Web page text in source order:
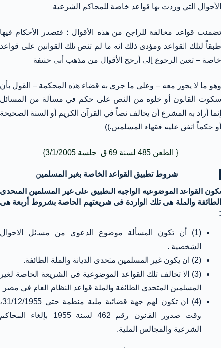
الأحوال التي وردت بها قواعد خاصة للمحاكم الشرعية
تضمنت قواعد مخالفة للراجح من هذه الأقوال ؛ فتصدر الأحكام فيها
طبقاً لتلك القواعد ومؤدى ذلك انه ما لم تنص تلك القوانين على قواعد
خاصة – تعين الرجوع إلى أرجح الأقوال من مذهب أبي حنيفة
وهو ما لا يجوز معه – وعلى ما جرى به قضاء هذه المحكمة – القول بأن
سكوت القانون أو خلوه من النص على حكم في مسألة من المسائل
إنما أراد به المشرع أن يخالف نصاً في القرآن الكريم أو السنة الصحيحة
أو حكماً اتفق عليه فقهاء المسلمين.))
{ الطعن 485 لسنة 69 ق جلسة 3/1/2005}
شروط تطبيق القواعد الخاصة بغير المسلمين
تكون القواعد الموضوعية الواجبة التطبيق على غير المسلمين المتحدى
الطائفة والملة هى تلك الواردة فى شريعتهم الخاصة بشروط أربعة هى
:
(1) أن تكون المسألة موضوع الدعوى من مسائل الاحوال
الشخصية .
(2) ان يكون غير المسلمين متحدى الديانة والملة الطائفة.
(3) الا تخالف تلك القواعد الموضوعية فى الشريعة الخاصة لغير
المسلمين المتحدى الطائفة والملة قواعد النظام العام فى مصر
(4) ان تكون لهم جهة قضائية ملية منظمة حتى 31/12/1955،
وقت صدور القانون رقم 462 لسنة 1955 بإلغاء المحاكم
الشرعية والمجالس الملية.